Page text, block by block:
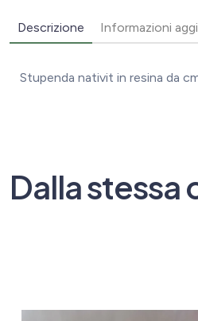
Descrizione Informazioni
Stupenda nativit in resina da
Dalla stessa